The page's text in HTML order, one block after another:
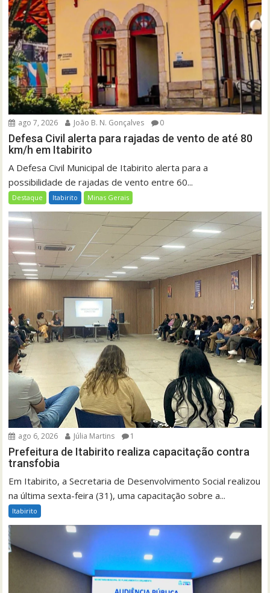
ago 7, 2026 João B. N. Gonçalves 0
Defesa Civil alerta para rajadas de vento de até 80
km/h em Itabirito
A Defesa Civil Municipal de Itabirito alerta para a
possibilidade de rajadas de vento entre 60...
Destaque Itabirito Minas Gerais
ago 6, 2026 Júlia Martins 1
Prefeitura de Itabirito realiza capacitação contra
transfobia
Em Itabirito, a Secretaria de Desenvolvimento Social realizou
na última sexta-feira (31), uma capacitação sobre a...
Itabirito